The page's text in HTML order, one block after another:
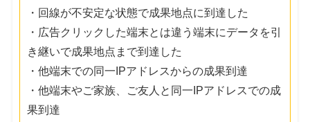
・回線が不安定な状態で成果地点に到達した
・広告クリックした端末とは違う端末にデータを引
き継いで成果地点まで到達した
・他端末での同一IPアドレスからの成果到達
・他端末やご家族、ご友人と同一IPアドレスでの成
果到達